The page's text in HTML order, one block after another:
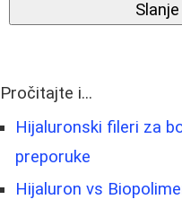
Pročitajte i...
Hijaluronski fileri za
preporuke
Hijaluron vs